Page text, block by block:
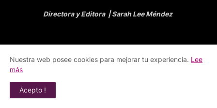
Directora y Editora| Sarah Lee Méndez
SERVICIOS FOTOGRAFICOS
Nuestra web posee cookies para mejorar tu experiencia. Lee
más
Acepto !